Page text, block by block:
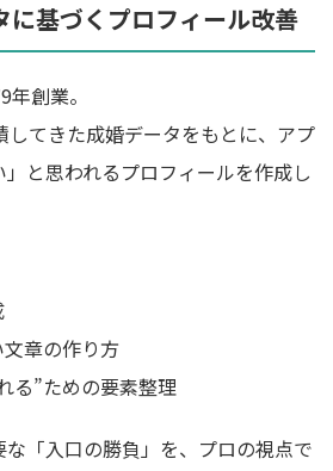
に基づくプロフィール改善
創業。
してきた成婚データをもとに、アプ
と思われるプロフィールを作成し
章の作り方
る”ための要素整理
「入口の勝負」を、プロの視点で